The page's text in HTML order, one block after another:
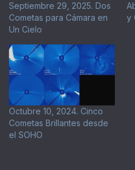
Septiembre 29, 2025. Dos
Cometas para Cámara en
Un Cielo
y
Octubre 10, 2024. Cinco
Cometas Brillantes desde
el SOHO